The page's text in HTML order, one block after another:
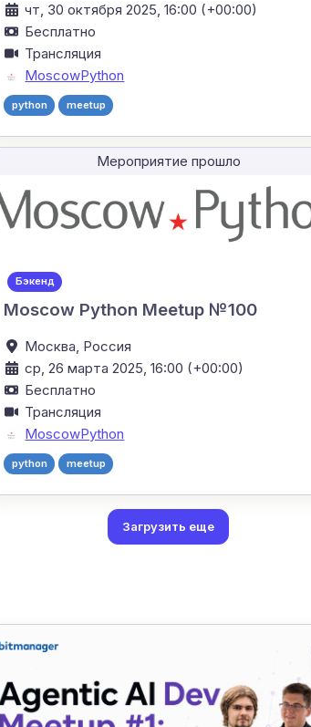
чт, 30 октября 2025, 16:00 (+00:00)
Бесплатно
Трансляция
MoscowPython
python meetup
Мероприятие прошло
Бэкенд
Moscow Python Meetup №100
Москва, Россия
ср, 26 марта 2025, 16:00 (+00:00)
Бесплатно
Трансляция
MoscowPython
python meetup
Загрузить еще